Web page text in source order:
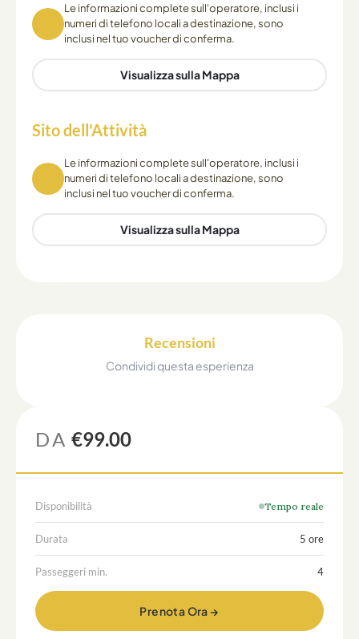
Le informazioni complete sull'operatore, inclusi i
numeri di telefono locali a destinazione, sono
inclusi nel tuo voucher di conferma.
Visualizza sulla Mappa
Sito dell'Attività
Le informazioni complete sull'operatore, inclusi i
numeri di telefono locali a destinazione, sono
inclusi nel tuo voucher di conferma.
Visualizza sulla Mappa
Recensioni
Condividi questa esperienza
DA €99.00
Disponibilità Tempo reale
Durata 5 ore
Passeggeri min. 4
Prenota Ora →